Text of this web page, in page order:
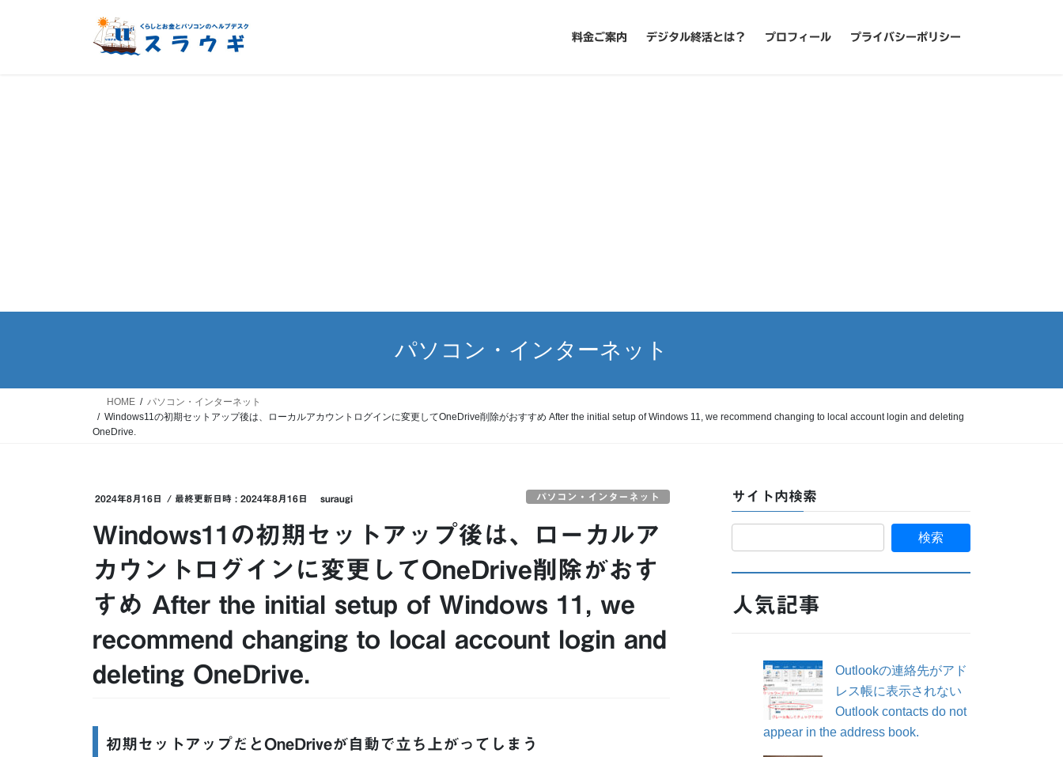
料金ご案内 デジタル終活とは？ プロフィール プライバシーポリシー
パソコン・インターネット
HOME
パソコン・インターネット
Windows11の初期セットアップ後は、ローカルアカウントログインに変更してOneDrive削除がおすすめ After the initial setup of Windows 11, we recommend changing to local account login and deleting
OneDrive.
2024年8月16日 / 最終更新日時 : 2024年8月16日 suraugi パソコン・インターネット
Windows11の初期セットアップ後は、ローカルア
カウントログインに変更してOneDrive削除がおす
すめ After the initial setup of Windows 11, we
recommend changing to local account login and
deleting OneDrive.
初期セットアップだとOneDriveが自動で立ち上がってしまう
サイト内検索
人気記事
Outlookの連絡先がアド
レス帳に表示されない
Outlook contacts do not
appear in the address book.